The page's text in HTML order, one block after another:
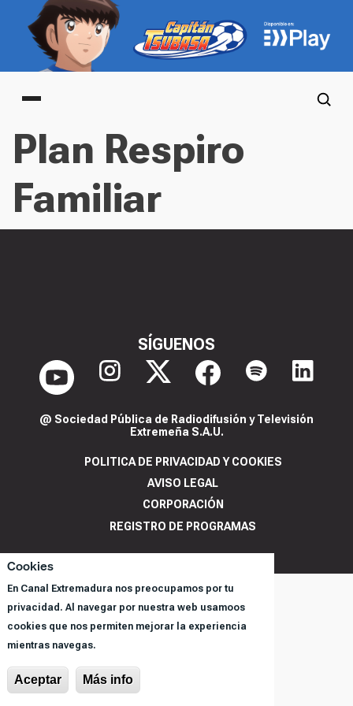
Cookies
En Canal Extremadura nos preocupamos por tu
privacidad. Al navegar por nuestra web usamoos
cookies que nos permiten mejorar la experiencia
mientras navegas.
Aceptar Más info
Main menu
Plan Respiro
Familiar
SÍGUENOS
@ Sociedad Pública de Radiodifusión y Televisión
Extremeña S.A.U.
POLITICA DE PRIVACIDAD Y COOKIES
AVISO LEGAL
CORPORACIÓN
REGISTRO DE PROGRAMAS